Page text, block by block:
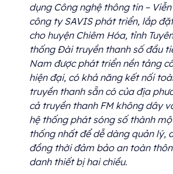
dụng Công nghệ thông tin –
công ty SAVIS phát triển, lắp
cho huyện Chiêm Hóa, tỉnh
thống Đài truyền thanh số đầu
Nam được phát triển nền tảng
hiện đại, có khả năng kết nối
truyền thanh sẵn có của địa
cả truyền thanh FM không dây
hệ thống phát sóng số thành
thống nhất để dễ dàng quản lý,
đồng thời đảm bảo an toàn
danh thiết bị hai chiều.